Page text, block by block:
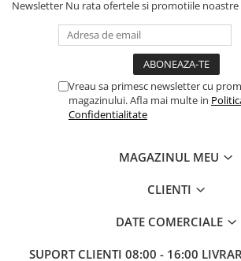
Newsletter Nu rata ofertele si promotiile noastre
Vreau sa primesc newsletter cu
magazinului. Afla mai multe in
Confidentialitate
MAGAZINUL MEU
CLIENTI
DATE COMERCIALE
SUPORT CLIENTI 08:00 - 16:00